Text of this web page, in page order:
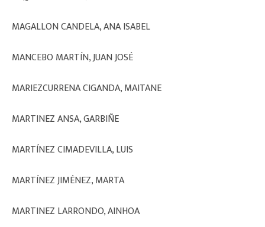
MAGALLON CANDELA, ANA ISABEL
MANCEBO MARTÍN, JUAN JOSÉ
MARIEZCURRENA CIGANDA, MAITANE
MARTINEZ ANSA, GARBIÑE
MARTÍNEZ CIMADEVILLA, LUIS
MARTÍNEZ JIMÉNEZ, MARTA
MARTINEZ LARRONDO, AINHOA